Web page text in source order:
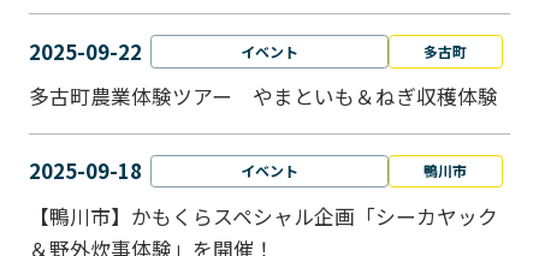
2025-09-22 イベント 多古町
多古町農業体験ツアー やまといも＆ねぎ収穫体験
2025-09-18 イベント 鴨川市
【鴨川市】かもくらスペシャル企画「シーカヤック
＆野外炊事体験」を開催！